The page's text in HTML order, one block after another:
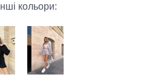
Інші кольори: